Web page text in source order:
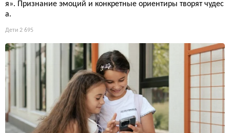
я». Признание эмоций и конкретные ориентиры творят чудес
а.
Дети 2 695